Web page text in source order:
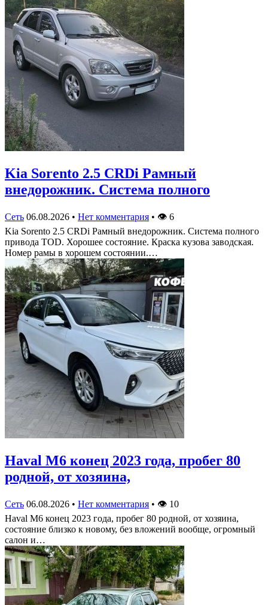
Kia Sorento 2.5 CRDi Рамный
внедорожник. Система полного
Сеть 06.08.2026 • Нет комментария • 👁 6
Kia Sorento 2.5 CRDi Рамный внедорожник. Система полного
привода TOD. Хорошее состояние. Краска кузова заводская.
Номер рамы в хорошем состоянии.…
Haval M6 конец 2023 года, пробег 80
родной, от хозяина,
Сеть 06.08.2026 • Нет комментария • 👁 10
Haval M6 конец 2023 года, пробег 80 родной, от хозяина,
состояние близко к новому, без вложений вообще, огромный
салон и…